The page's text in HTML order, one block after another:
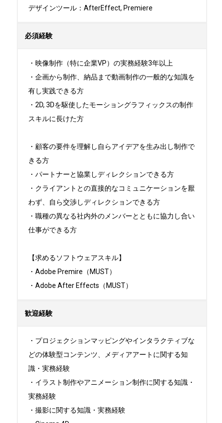
デザインツール：AfterEffect, Premiere
必須経験
・映像制作（特に企業VP）の実務経験3年以上
・企画から制作、納品まで動画制作の一般的な知識を
有し実践できる方
・2D, 3Dを駆使したモーショングラフィックスの制作
スキルに長けた方
・顧客の要件を理解し自らアイデアを生み出し制作で
きる方
・パートナーと協業しディレクションできる方
・クライアントとの直接的なコミュニケーションを厭
わず、自ら交渉しディレクションできる方
・職種の異なる社内外のメンバーとともに協力し合い
仕事ができる方
【求めるソフトウェアスキル】
・Adobe Premire（MUST）
・Adobe After Effects（MUST）
歓迎経験
・プロジェクションマッピングやインタラクティブな
どの体験型コンテンツ、メディアアートに関する知
識・実務経験
・イラスト制作やアニメーション制作に関する知識・
実務経験
・撮影に関する知識・実務経験